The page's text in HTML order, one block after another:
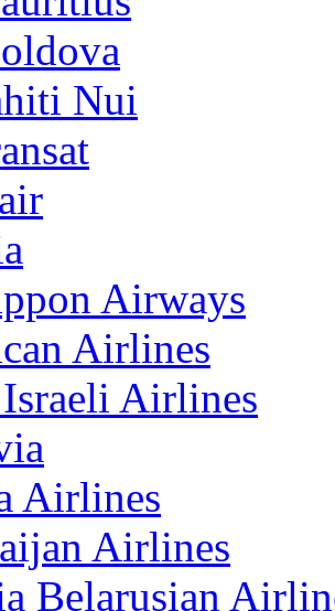
Nui
Airways
Airlines
Airlines
Airlines
Airlines
Belarusian